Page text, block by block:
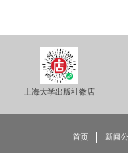
上海大学出版社微店
首页 新闻